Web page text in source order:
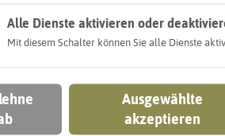
angezeigt werden, wenn Sie der
Alle Dienste aktivieren oder
Mit diesem Schalter können Sie alle Dienste
Ausgewählte
akzeptieren